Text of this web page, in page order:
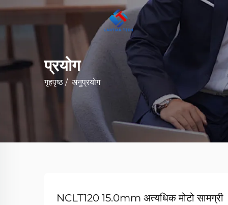
प्रयोग
गृहपृष्ठ / अनुप्रयोग
NCLT120 15.0mm अत्यधिक मोटो सामग्री